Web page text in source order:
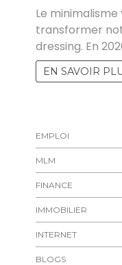
Le
transformer
dressing. En
EN SAVOIR
EMPLOI
MLM
FINANCE
IMMOBILIER
INTERNET
BLOGS